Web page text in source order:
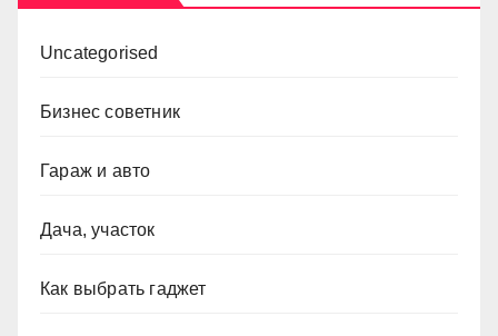
Uncategorised
Бизнес советник
Гараж и авто
Дача, участок
Как выбрать гаджет